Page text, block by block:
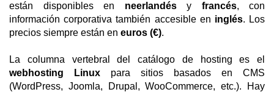
están disponibles en neerlandésy francés, con
información corporativa también accesible en inglés. Los
precios siempre están en euros (€).
La columna vertebral del catálogo de hosting es el
webhosting Linux para sitios basados en CMS
(WordPress, Joomla, Drupal, WooCommerce, etc.). Hay